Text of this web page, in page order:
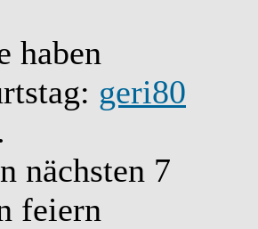
haben
geri80
nächsten 7
feiern